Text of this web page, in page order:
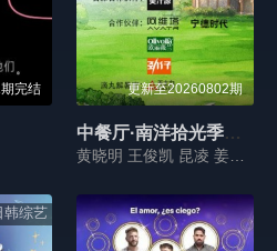
完结 更新至20260802期
中餐厅·南洋拾光季独家直拍
韩综艺